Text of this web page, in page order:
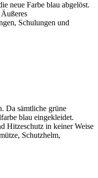
neue Farbe blau abgelöst.
Schulungen und
Da sämtliche grüne
blau eingekleidet.
Hitzeschutz in keiner Weise
Schutzhelm,